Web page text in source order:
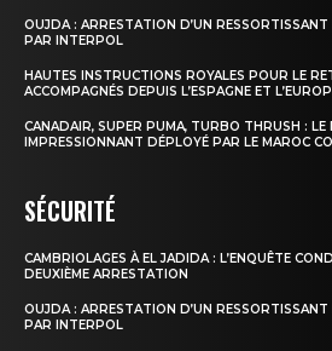
OUJDA : ARRESTATION D’UN RESSORTISSANT
PAR INTERPOL
HAUTES INSTRUCTIONS ROYALES POUR LE
ACCOMPAGNÉS DEPUIS L’ESPAGNE ET
CANADAIR, SUPER PUMA, TURBO THRUSH : LE
IMPRESSIONNANT DÉPLOYÉ PAR LE MAROC
SÉCURITÉ
CAMBRIOLAGES À EL JADIDA : L’ENQUÊTE
DEUXIÈME ARRESTATION
OUJDA : ARRESTATION D’UN RESSORTISSANT
PAR INTERPOL